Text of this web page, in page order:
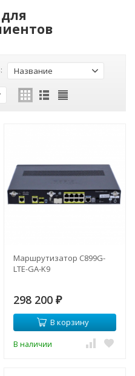
Название
Маршрутизатор C899G-
LTE-GA-K9
298 200 ₽
В корзину
В наличии